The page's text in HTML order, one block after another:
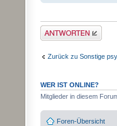
Antwort erstellen
Zurück zu Sonstige
WER IST ONLINE?
Mitglieder in diesem
Foren-Übersicht